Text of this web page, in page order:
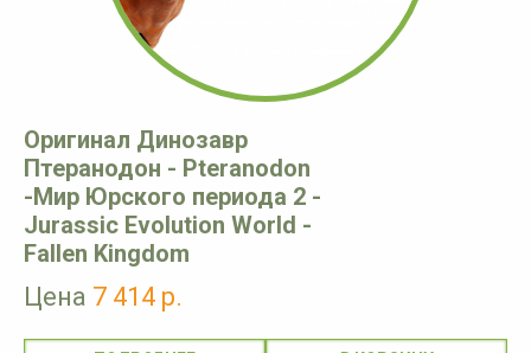
Оригинал Динозавр
Птеранодон - Pteranodon
-Мир Юрского периода 2 -
Jurassic Evolution World -
Fallen Kingdom
Цена 7 414 р.